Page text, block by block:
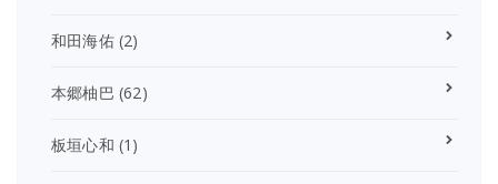
和田海佑(2)
本郷柚巴 (62)
板垣心和 (1)